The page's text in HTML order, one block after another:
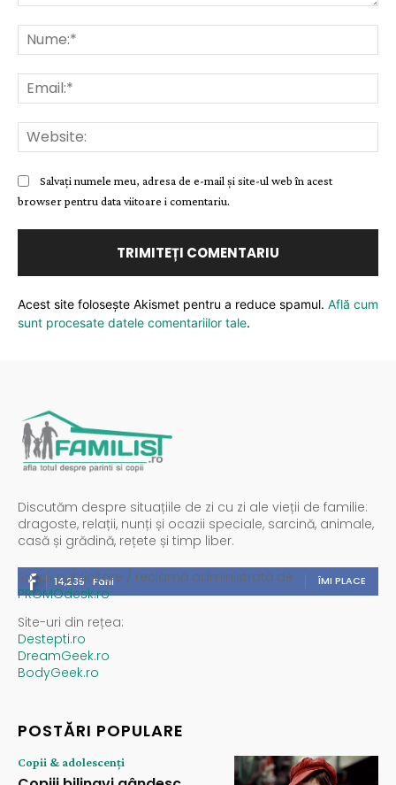
Salvați numele meu, adresa de e-mail și site-ul web în acest
browser pentru data viitoare i comentariu.
Acest site folosește Akismet pentru a reduce spamul. Află cum
sunt procesate datele comentariilor tale.
Discutăm despre situațiile de zi cu zi ale vieții de familie:
dragoste, relații, nunți și ocazii speciale, sarcină, animale,
casă și grădină, rețete și timp liber.
14,235 Fani ÎMI PLACE
Spații publicitare / reclamă administrată de
PROMOdesk.ro
Site-uri din rețea:
Destepti.ro
DreamGeek.ro
BodyGeek.ro
POSTĂRI POPULARE
Copii & adolescenți